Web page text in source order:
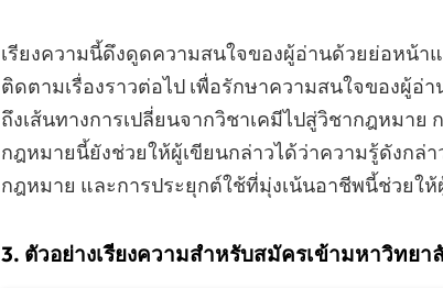
เรียงความนี้ดึงดูดความสนใจของผู้อ่านด้วยย่อหน้า
ติดตามเรื่องราวต่อไป เพื่อรักษาความสนใจของผู้อ่
ถึงเส้นทางการเปลี่ยนจากวิชาเคมีไปสู่วิชากฎหมาย
กฎหมายนี้ยังช่วยให้ผู้เขียนกล่าวได้ว่าความรู้ดังกล่
กฎหมาย และการประยุกต์ใช้ที่มุ่งเน้นอาชีพนี้ช่วยให้
3. ตัวอย่างเรียงความสำหรับสมัครเข้ามหาวิทยา